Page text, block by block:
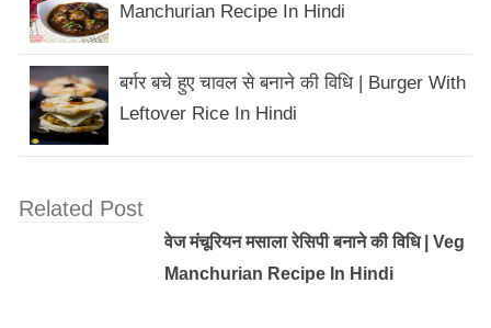
Manchurian Recipe In Hindi
बर्गर बचे हुए चावल से बनाने की विधि | Burger With
Leftover Rice In Hindi
Related Post
वेज मंचूरियन मसाला रेसिपी बनाने की विधि | Veg
Manchurian Recipe In Hindi